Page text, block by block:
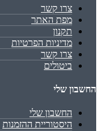
צרו קשר
מפת האתר
תקנון
מדיניות הפרטיות
צרו קשר
ביטולים
החשבון שלי
החשבון שלי
היסטוריית ההזמנות